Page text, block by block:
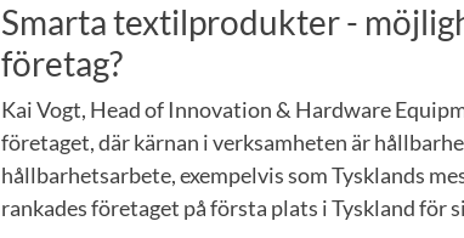
Smarta textilprodukter -
företag?
Kai Vogt, Head of Innovation & Hardware
företaget, där kärnan i verksamheten är
hållbarhetsarbete, exempelvis som Tysklands
rankades företaget på första plats i Tyskland för